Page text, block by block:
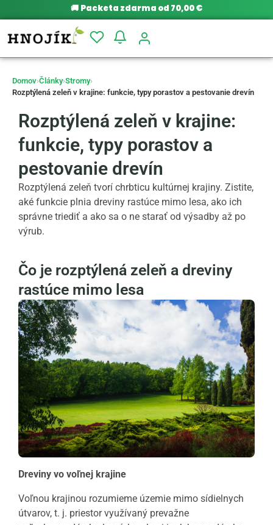
🚚 Packeta zdarma od 70,00 €
Domov›Články›Stromy›
Rozptýlená zeleň v krajine: funkcie, typy porastov a pestovanie drevín
Rozptýlená zeleň v krajine:
funkcie, typy porastov a
pestovanie drevín
Rozptýlená zeleň tvorí chrbticu kultúrnej krajiny. Zistite,
aké funkcie plnia dreviny rastúce mimo lesa, ako ich
správne triediť a ako sa o ne starať od výsadby až po
výrub.
Čo je rozptýlená zeleň a dreviny
rastúce mimo lesa
Dreviny vo voľnej krajine
Voľnou krajinou rozumieme územie mimo sídielnych
útvarov, t. j. priestor využívaný prevažne